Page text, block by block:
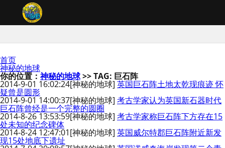
首页
神秘的地球
你的位置：神秘的地球>> TAG: 巨石阵
2014-9-01 16:02:24[神秘的地球] 英国巨石阵土地太乾现痕迹 怀
疑曾是圆形
2014-9-01 14:00:37[神秘的地球] 考古学家认为英国新石器时代
巨石阵曾经是一个完整的圆圈
2014-8-26 13:53:59[神秘的地球] 考古学家称巨石阵下方存在15
处未知的纪念碑体
2014-8-24 12:47:01[神秘的地球] 英国威尔特郡巨石阵附近新发
现15处地底下遗址